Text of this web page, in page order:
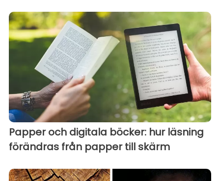
Papper och digitala böcker: hur läsning
förändras från papper till skärm